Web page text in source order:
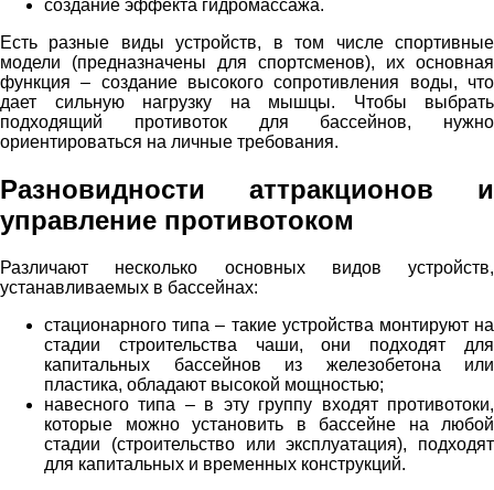
создание эффекта гидромассажа.
Есть разные виды устройств, в том числе спортивные
модели (предназначены для спортсменов), их основная
функция – создание высокого сопротивления воды, что
дает сильную нагрузку на мышцы. Чтобы выбрать
подходящий противоток для бассейнов, нужно
ориентироваться на личные требования.
Разновидности аттракционов и
управление противотоком
Различают несколько основных видов устройств,
устанавливаемых в бассейнах:
стационарного типа – такие устройства монтируют на
стадии строительства чаши, они подходят для
капитальных бассейнов из железобетона или
пластика, обладают высокой мощностью;
навесного типа – в эту группу входят противотоки,
которые можно установить в бассейне на любой
стадии (строительство или эксплуатация), подходят
для капитальных и временных конструкций.